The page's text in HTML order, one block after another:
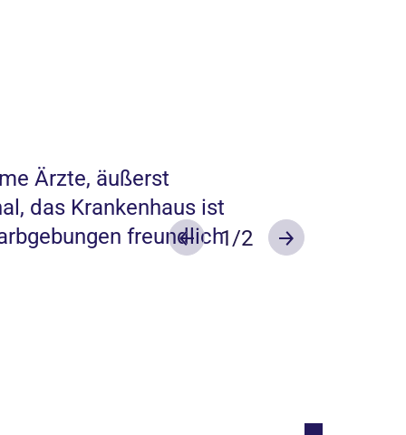
Previous
1/2 Next
Ärzte, äußerst
das Krankenhaus ist
freundlich Wenn man einen